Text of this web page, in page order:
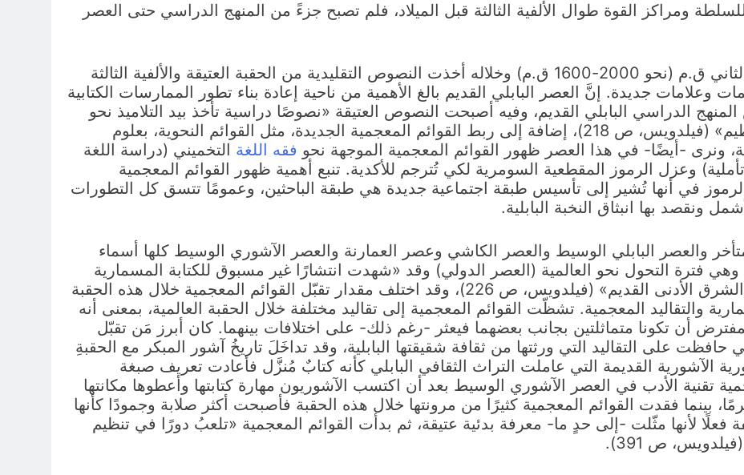
ومراكز القوة طوال الألفية الثالثة قبل الميلاد، فلم تصبح جزءً من المنهج الدراسي حتى العصر
بدأ العصر البابلي القديم مع بداية الألف الثاني ق.م (نحو 2000-1600 ق.م) وخلاله أخذت النصوص التقليدية من الحقبة العتيقة والألفية الثالثة
وعلامات جديدة. إنَّ العصر البابلي القديم بالغ الأهمية من ناحية إعادة بناء تطور الممارسات الكتابية
الدراسي البابلي القديم، وفيه أصبحت النصوص العتيقة «نصوصًا دراسية تأخذ بيد التلاميذ نحو
التقاليد المُخترعة للماضي السومري العظيم» (فيلدويس، ص 218)، إضافة إلى ربط القوائم المعجمية الجديدة، مثل القوائم النحوية، بعلوم
ونرى -أيضًا- في هذا العصر ظهور القوائم المعجمية الموجهة نحو فقه اللغة التخميني (دراسة اللغة
تأملية) وعزل الرموز المقطعية السومرية لكي تُترجم للأكدية. تنبع أهمية ظهور القوائم المعجمية
في أنها تُشير إلى تأسيس طبقة اجتماعية جديدة هي طبقة الباحثين، وعمومًا تتسق كل التطورات
ونقصد بها انبثاق النخبة البابلية.
والعصر البابلي الوسيط والعصر الكاشي وعصر العمارنة والعصر الآشوري الوسيط كلها أسماء
بين سنتي 1600 ق.م و1000 ق.م وهي فترة التحول نحو العالمية (العصر الدولي) وقد «شهدت انتشارًا غير مسبوق للكتابة المسمارية
وللثقافة البابلية المكتوبة في جميع أنحاء الشرق الأدنى القديم» (فيلدويس، ص 226)، وقد اختلف مقدار تقبّل القوائم المعجمية خلال هذه الحقبة
والتقاليد المعجمية. تشظّت القوائم المعجمية إلى تقاليد مختلفة خلال الحقبة العالمية، بمعنى أنه
أن تكونا متماثلتين بجانب بعضهما فيعثر -رغم ذلك- على اختلافات بينهما. كان أبرز مَن تقبّل
حافظت على التقاليد التي ورثتها من ثقافة شقيقتها البابلية، وقد تداخَلَ تاريخُ آشور المبكر مع الحقبةِ
الآشورية القديمة التي عاملت التراث الثقافي البابلي كأنه كتابٌ مُنزَّل فأعادت تعريف صبغة
تقنية الأدب في العصر الآشوري الوسيط بعد أن اكتسب الآشوريون مهارة كتابتها وأعطوها مكانتها
بينما فقدت القوائم المعجمية كثيرًا من مرونتها خلال هذه الحقبة فأصبحت أكثر صلابة وجمودًا كأنها
فعلًا لأنها مثّلت -إلى حدٍ ما- معرفة بدئية عتيقة، ثم بدأت القوائم المعجمية «تلعبُ دورًا في تنظيم
ص 391).